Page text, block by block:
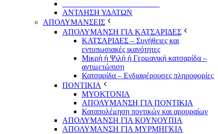
ΑΝΤΛΗΣΗ ΥΔΑΤΩΝ
ΑΠΟΛΥΜΑΝΣΕΙΣ
ΑΠΟΛΥΜΑΝΣΗ ΓΙΑ ΚΑΤΣΑΡΙΔΕΣ
ΚΑΤΣΑΡΙΔΕΣ – Συνήθειες και
εντυπωσιακές ικανότητες
Μικρή ή Ψιλή ή Γερμανική κατσαρίδα –
αντιμετώπιση
Κατσαρίδα – Ενδιαφέρουσες πληροφορίες
ΠΟΝΤΙΚΙΑ
ΜΥΟΚΤΟΝΙΑ
ΑΠΟΛΥΜΑΝΣΗ ΓΙΑ ΠΟΝΤΙΚΙΑ
Καταπολέμηση ποντικών και αρουραίων
ΑΠΟΛΥΜΑΝΣΗ ΓΙΑ ΚΟΥΝΟΥΠΙΑ
ΑΠΟΛΥΜΑΝΣΗ ΓΙΑ ΜΥΡΜΗΓΚΙΑ